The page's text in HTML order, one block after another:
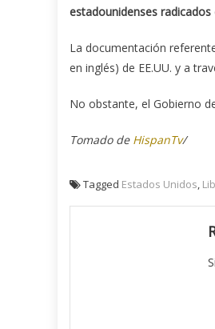
estadounidenses
La documentación
en inglés) de EE.UU. y a
No obstante, el Gobierno
Tomado de HispanTv/
Tagged Estados Unidos,